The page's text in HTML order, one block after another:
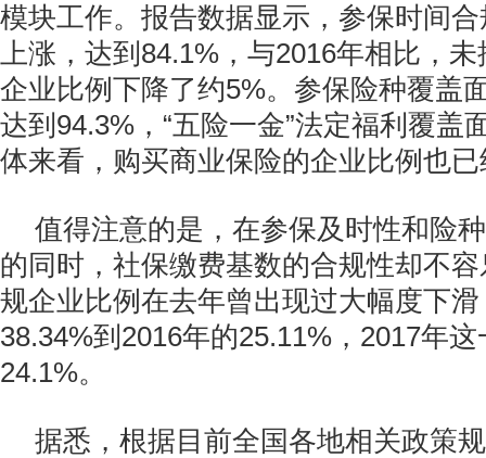
模块工作。报告数据显示，参保时间
上涨，达到84.1%，与2016年相比，
企业比例下降了约5%。参保险种覆盖
达到94.3%，“五险一金”法定福利覆盖
体来看，购买商业保险的企业比例也
值得注意的是，在参保及时性和险
的同时，社保缴费基数的合规性却不
规企业比例在去年曾出现过大幅度下
38.34%到2016年的25.11%，2017年
24.1%。
据悉，根据目前全国各地相关政策